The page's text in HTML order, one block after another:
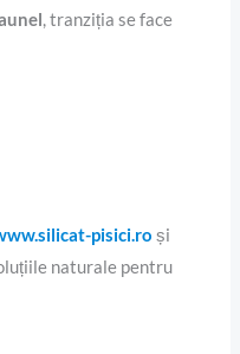
, tranziția se face
pisici.ro și
naturale pentru